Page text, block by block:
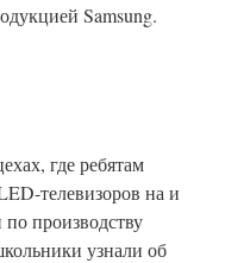
Samsung.
где ребятам
телевизоров на и
производству
узнали об